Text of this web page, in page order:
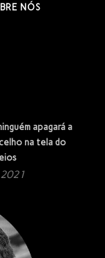
apagará a
na tela do
NÓS